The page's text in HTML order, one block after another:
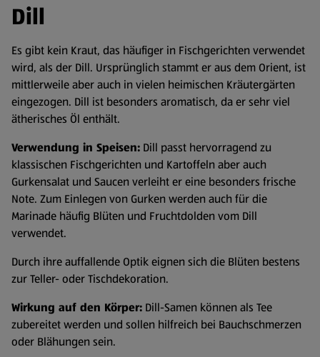
Dill
Es gibt kein Kraut, das häufiger in Fischgerichten verwendet
wird, als der Dill. Ursprünglich stammt er aus dem Orient, ist
mittlerweile aber auch in vielen heimischen Kräutergärten
eingezogen. Dill ist besonders aromatisch, da er sehr viel
ätherisches Öl enthält.
Verwendung in Speisen: Dill passt hervorragend zu
klassischen Fischgerichten und Kartoffeln aber auch
Gurkensalat und Saucen verleiht er eine besonders frische
Note. Zum Einlegen von Gurken werden auch für die
Marinade häufig Blüten und Fruchtdolden vom Dill
verwendet.
Durch ihre auffallende Optik eignen sich die Blüten bestens
zur Teller- oder Tischdekoration.
Wirkung auf den Körper: Dill-Samen können als Tee
zubereitet werden und sollen hilfreich bei Bauchschmerzen
oder Blähungen sein.